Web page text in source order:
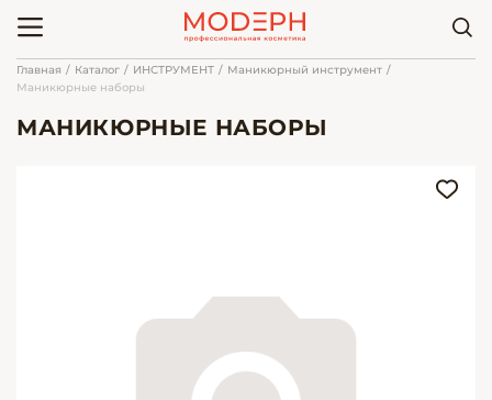
Главная Каталог ИНСТРУМЕНТ
Маникюрный инструмент
Маникюрные наборы
МАНИКЮРНЫЕ НАБОРЫ